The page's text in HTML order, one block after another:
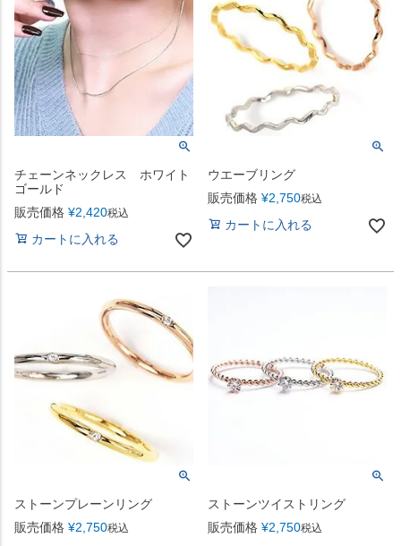
チェーンネックレス ホワイト
ゴールド
販売価格 ¥2,420税込
カートに入れる
ウエーブリング
販売価格 ¥2,750税込
カートに入れる
ストーンプレーンリング
販売価格 ¥2,750税込
ストーンツイストリング
販売価格 ¥2,750税込